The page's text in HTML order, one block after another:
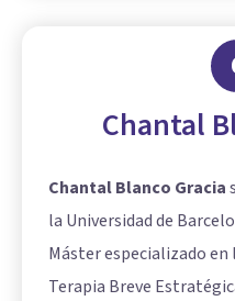
Chantal
Chantal Blanco Gracia
la Universidad de
Máster especializado
Terapia Breve